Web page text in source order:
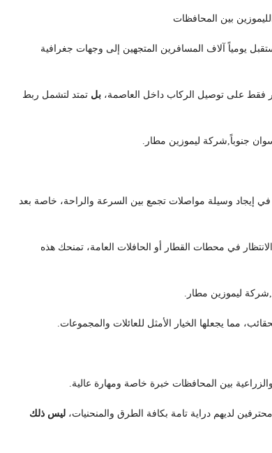
بين المحافظات
يومياً آلاف المسافرين المتجهين إلى وجهات جغرافية
فقط على توصيل الركاب داخل العاصمة، بل تمتد لتشمل ربط
جنوباً,شركة ليموزين مطار.
في إيجاد وسيلة مواصلات تجمع بين السرعة والراحة، خاصة بعد
الانتظار في محطات القطار أو الحافلات العامة، تمنحك هذه
ليموزين مطار.
مما يجعلها الخيار الأمثل للعائلات والمجموعات.
بين المحافظات خبرة خاصة ومهارة عالية.
لديهم دراية تامة بكافة الطرق والمنحنيات، ليس ذلك